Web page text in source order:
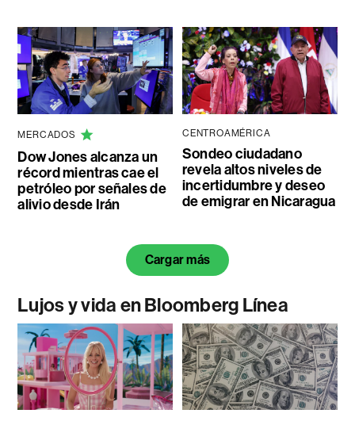
MERCADOS
Dow Jones alcanza un
récord mientras cae el
petróleo por señales de
alivio desde Irán
CENTROAMÉRICA
Sondeo ciudadano
revela altos niveles de
incertidumbre y deseo
de emigrar en Nicaragua
Cargar más
Lujos y vida en Bloomberg Línea